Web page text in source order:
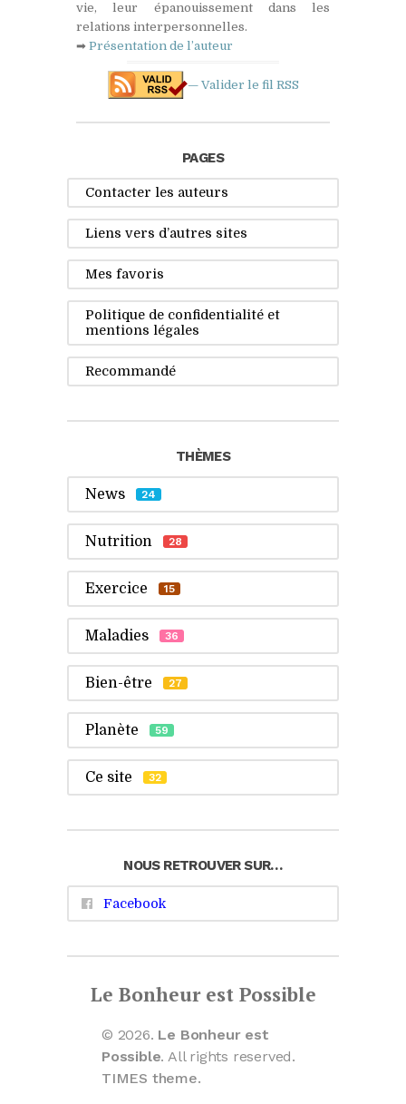
vie, leur épanouissement dans les
relations interpersonnelles.
➡ Présentation de l’auteur
— Valider le fil RSS
PAGES
Contacter les auteurs
Liens vers d’autres sites
Mes favoris
Politique de confidentialité et
mentions légales
Recommandé
THÈMES
News 24
Nutrition 28
Exercice 15
Maladies 36
Bien-être 27
Planète 59
Ce site 32
NOUS RETROUVER SUR…
Facebook
Le Bonheur est Possible
© 2026. Le Bonheur est
Possible. All rights reserved.